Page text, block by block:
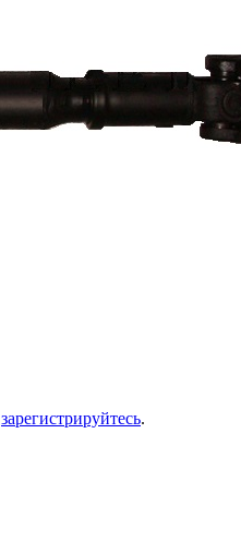
зарегистрируйтесь.